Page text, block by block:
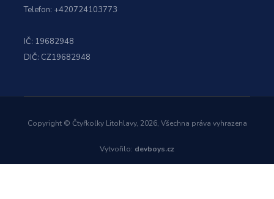
Telefon: +420724103773
IČ: 19682948
DIČ: CZ19682948
Copyright © Čtyřkolky Litohlavy, 2026, Všechna práva vyhrazena
Vytvořilo: devboys.cz